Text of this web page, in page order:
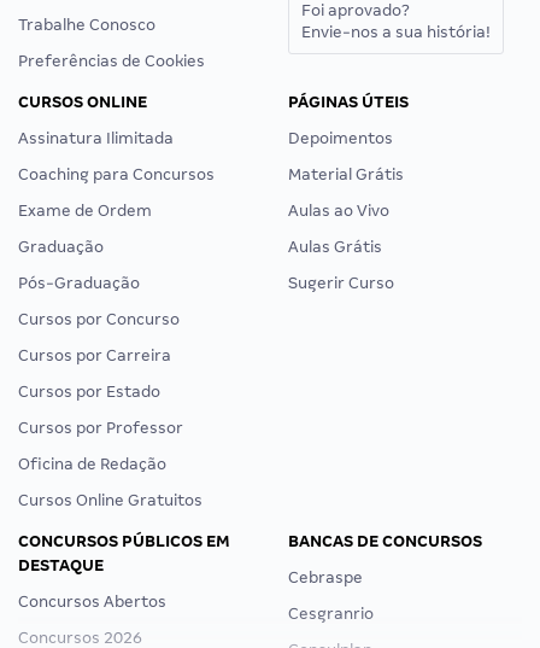
Trabalhe Conosco
Preferências de Cookies
Foi aprovado?
Envie-nos a sua história!
CURSOS ONLINE
Assinatura Ilimitada
Coaching para Concursos
Exame de Ordem
Graduação
Pós-Graduação
Cursos por Concurso
Cursos por Carreira
Cursos por Estado
Cursos por Professor
Oficina de Redação
Cursos Online Gratuitos
PÁGINAS ÚTEIS
Depoimentos
Material Grátis
Aulas ao Vivo
Aulas Grátis
Sugerir Curso
CONCURSOS PÚBLICOS EM
DESTAQUE
Concursos Abertos
Concursos 2026
BANCAS DE CONCURSOS
Cebraspe
Cesgranrio